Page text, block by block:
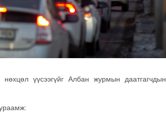
үүсээгүйг Албан журмын даатгагчдын